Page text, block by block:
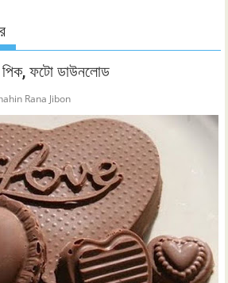
পিক, ফটো ডাউনলোড
Rana Jibon